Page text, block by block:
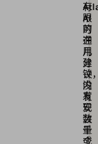
可
有
限
的
通
用
建
议
没
有
安
装
量
或
可
AI
可
在
几
分
钟
内
发
现
数
千
个